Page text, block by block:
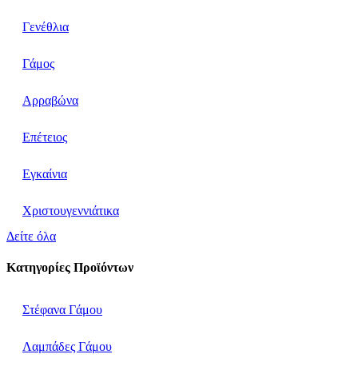
Γενέθλια
Γάμος
Αρραβώνα
Επέτειος
Εγκαίνια
Χριστουγεννιάτικα
Δείτε όλα
Κατηγορίες Προϊόντων
Στέφανα Γάμου
Λαμπάδες Γάμου